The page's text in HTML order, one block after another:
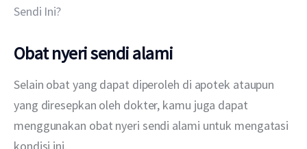
Sendi Ini?
Obat nyeri sendi alami
Selain obat yang dapat diperoleh di apotek ataupun
yang diresepkan oleh dokter, kamu juga dapat
menggunakan obat nyeri sendi alami untuk mengatasi
kondisi ini.